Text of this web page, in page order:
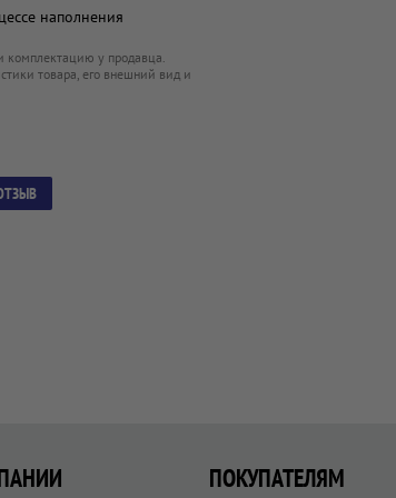
наполнения
комплектацию у продавца.
товара, его внешний вид и
ПОКУПАТЕЛЯМ